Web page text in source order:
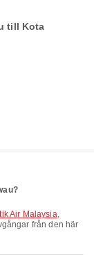
till Kota
Air Malaysia,
från den här